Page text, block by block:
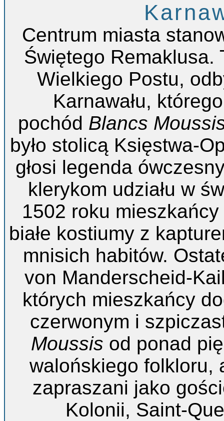
Centrum miasta
Świętego Remaklusa.
Wielkiego Postu,
Karnawału,
pochód Blancs
było stolicą Księstwa-
głosi legenda
klerykom udziału w
1502 roku
białe kostiumy z
mnisich habitów.
von Manderscheid-
których mieszkańcy
czerwonym i
Moussis od ponad
walońskiego folkloru,
zapraszani jako
Kolonii, Saint-